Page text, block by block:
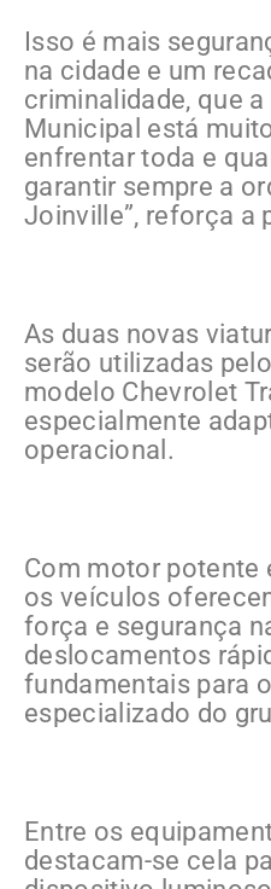
Isso é mais
na cidade e um
criminalidade, que
Municipal está
enfrentar toda e
garantir sempre a
Joinville”, reforça a
As duas novas
serão utilizadas
modelo Chevrolet
especialmente
operacional.
Com motor potente
os veículos
força e segurança
deslocamentos
fundamentais para
especializado do
Entre os
destacam-se cela